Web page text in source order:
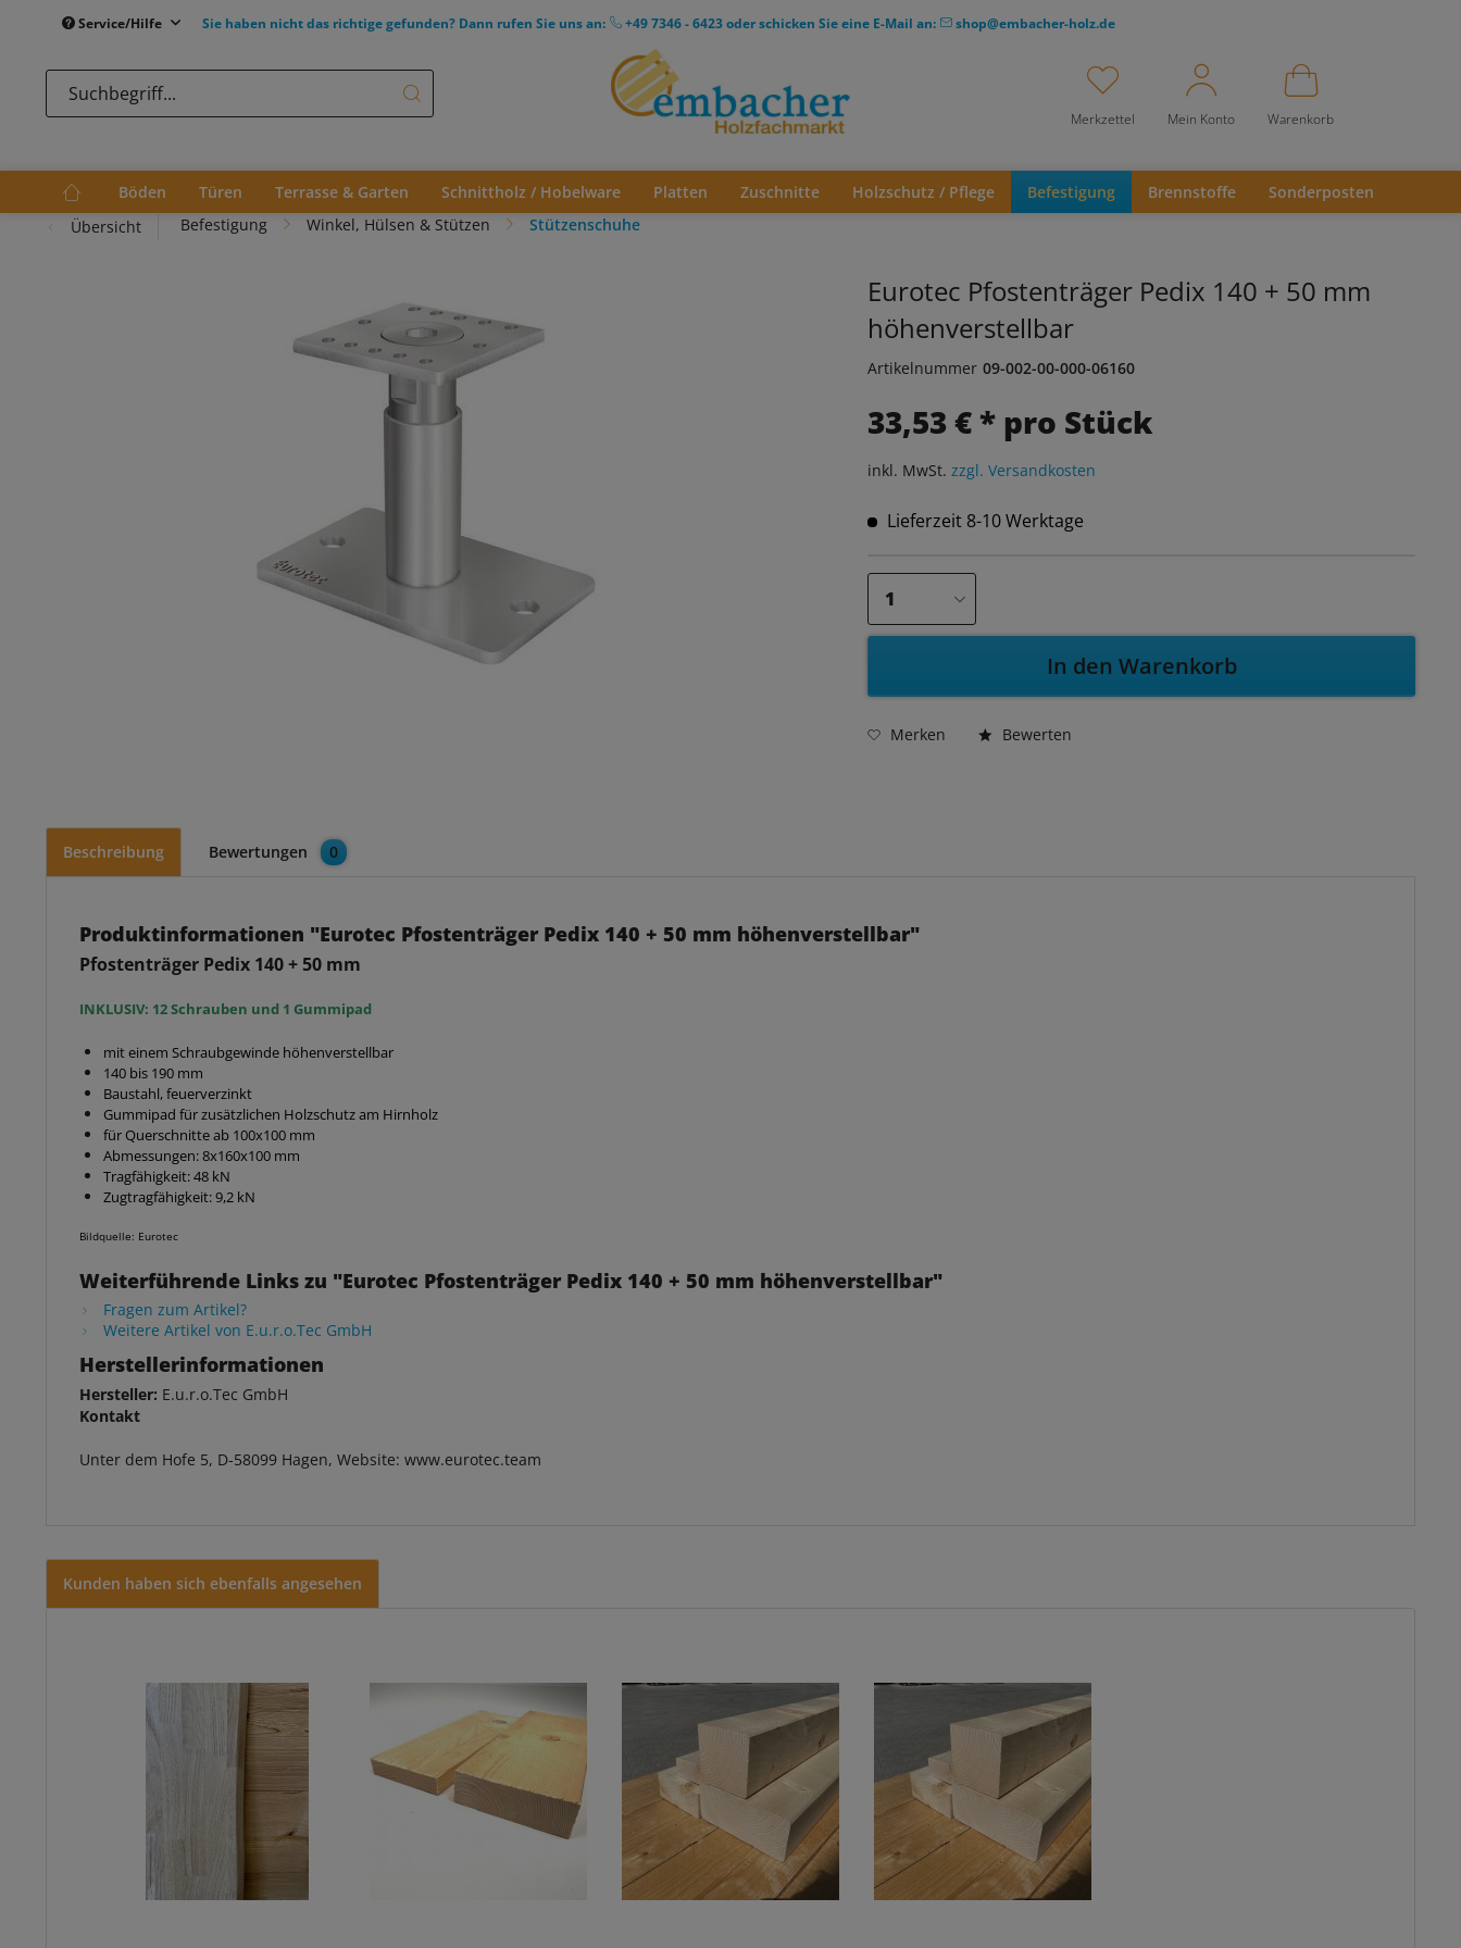
Service/Hilfe Sie haben nicht das richtige gefunden? Dann rufen Sie uns an: +49 7346 - 6423oder schicken Sie eine E-Mail an: shop@embacher-holz.de
Merkzettel Mein Konto Warenkorb
Böden Türen Terrasse & Garten Schnittholz / Hobelware Platten Zuschnitte Holzschutz / Pflege Befestigung Brennstoffe
Sonderposten
Übersicht
Befestigung Winkel, Hülsen & Stützen Stützenschuhe
Eurotec Pfostenträger Pedix 140 + 50 mm
höhenverstellbar
Artikelnummer 09-002-00-000-06160
33,53 € * pro Stück
inkl. MwSt. zzgl. Versandkosten
Lieferzeit 8-10 Werktage
In den Warenkorb
Merken Bewerten
Beschreibung Bewertungen 0
Produktinformationen "Eurotec Pfostenträger Pedix 140 + 50 mm höhenverstellbar"
Pfostenträger Pedix 140 + 50 mm
INKLUSIV: 12 Schrauben und 1 Gummipad
mit einem Schraubgewinde höhenverstellbar
140 bis 190 mm
Baustahl, feuerverzinkt
Gummipad für zusätzlichen Holzschutz am Hirnholz
für Querschnitte ab 100x100 mm
Abmessungen: 8x160x100 mm
Tragfähigkeit: 48 kN
Zugtragfähigkeit: 9,2 kN
Bildquelle: Eurotec
Weiterführende Links zu "Eurotec Pfostenträger Pedix 140 + 50 mm höhenverstellbar"
Fragen zum Artikel?
Weitere Artikel von E.u.r.o.Tec GmbH
Herstellerinformationen
Hersteller: E.u.r.o.Tec GmbH
Kontakt
Unter dem Hofe 5, D-58099 Hagen, Website: www.eurotec.team
Kunden haben sich ebenfalls angesehen